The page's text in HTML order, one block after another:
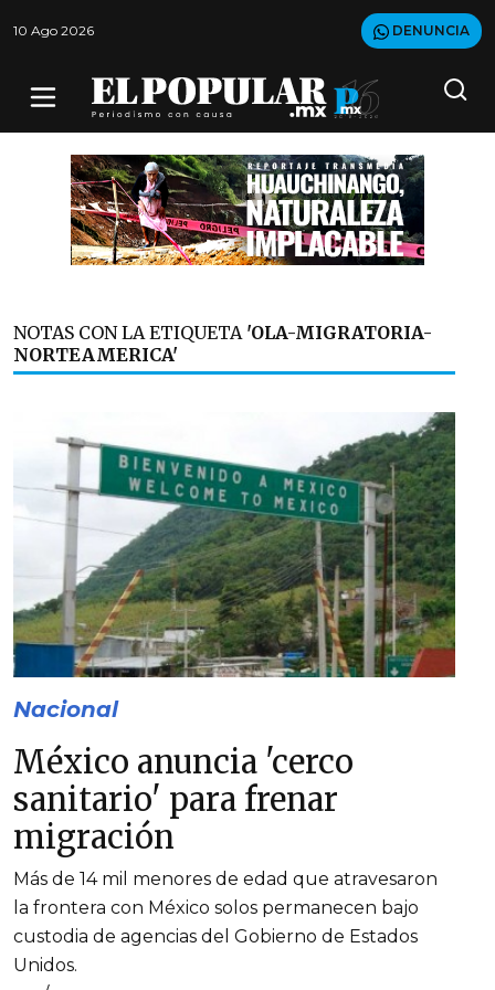
10 Ago 2026 DENUNCIA
NOTAS CON LA ETIQUETA 'OLA-MIGRATORIA-
NORTEAMERICA'
Nacional
México anuncia 'cerco
sanitario' para frenar
migración
Más de 14 mil menores de edad que atravesaron
la frontera con México solos permanecen bajo
custodia de agencias del Gobierno de Estados
Unidos.